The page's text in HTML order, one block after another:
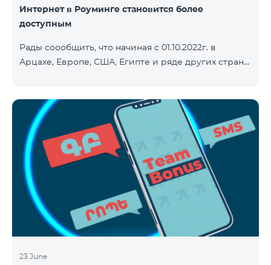
Интернет в Роуминге становится более
доступным
Рады соообщить, что начиная с 01.10.2022г. в
Арцахе, Европе, США, Египте и ряде других стран
звонки в Армению звонки – 150 драм/минута.
Исходящие звонки локальные – 500 драм/минута.
SMS – 150 драм. Полный список стран: Арцах,
Албания, Австралия, Австрия, Бельгия, Болгария,
Босния и Герцеговина, Великобритания, Венгрия,
Германия, Греция, Дания, Джерси, Египет,
Ирландия, Исландия, Испани
23 June